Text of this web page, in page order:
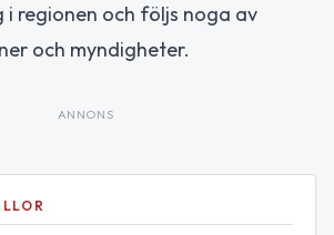
i regionen och följs noga av
och myndigheter.
ANNONS